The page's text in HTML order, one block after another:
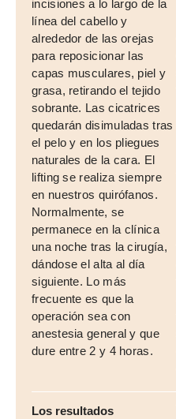
incisiones a lo largo de la
línea del cabello y
alrededor de las orejas
para reposicionar las
capas musculares, piel y
grasa, retirando el tejido
sobrante. Las cicatrices
quedarán disimuladas tras
el pelo y en los pliegues
naturales de la cara. El
lifting se realiza siempre
en nuestros quirófanos.
Normalmente, se
permanece en la clínica
una noche tras la cirugía,
dándose el alta al día
siguiente. Lo más
frecuente es que la
operación sea con
anestesia general y que
dure entre 2 y 4 horas.
Los resultados